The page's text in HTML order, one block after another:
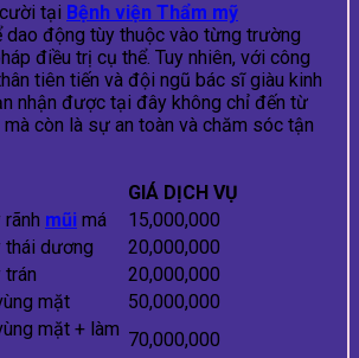
tại Bệnh viện Thẩm mỹ
dao động tùy thuộc vào từng trường
điều trị cụ thể. Tuy nhiên, với công
tiên tiến và đội ngũ bác sĩ giàu kinh
nhận được tại đây không chỉ đến từ
còn là sự an toàn và chăm sóc tận
GIÁ DỊCH VỤ
mũi má
15,000,000
thái dương
20,000,000
trán
20,000,000
mặt
50,000,000
mặt + làm 70,000,000